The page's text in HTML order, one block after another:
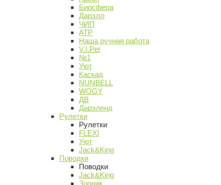
Биосфера
Дарэлл
ЧИП
АТР
Наша ручная работа
V.I.Pet
№1
Уют
Каскад
NUNBELL
WOGY
ДВ
Дарэленд
Рулетки
Рулетки
FLEXI
Уют
Jack&King
Поводки
Поводки
Jack&King
Зооник